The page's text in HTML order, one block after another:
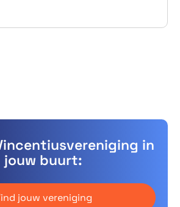
in
jouw buurt:
jouw vereniging